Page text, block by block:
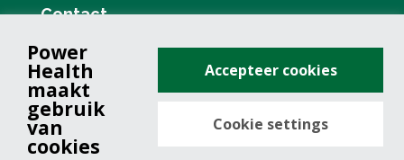
Contact
+31 (0)76 571 19 68
info@powerhealth.nl
Adresse
Power
Health
maakt
gebruik
van
cookies
Accepteer cookies
Cookie settings